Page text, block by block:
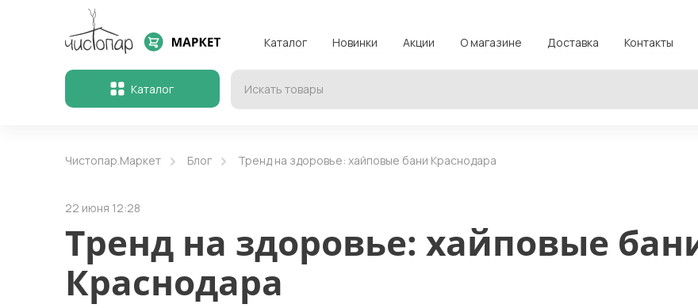
Каталог Новинки Акции О магазине Доставка Контакты
Каталог
Чистопар.Маркет Блог Тренд на здоровье: хайповые бани Краснодара
22 июня 12:28
Тренд на здоровье: хайповые
Краснодара